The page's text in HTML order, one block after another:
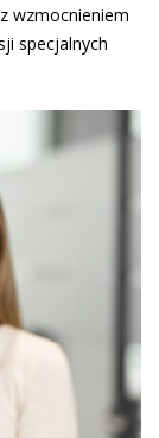
wzmocnieniem
specjalnych